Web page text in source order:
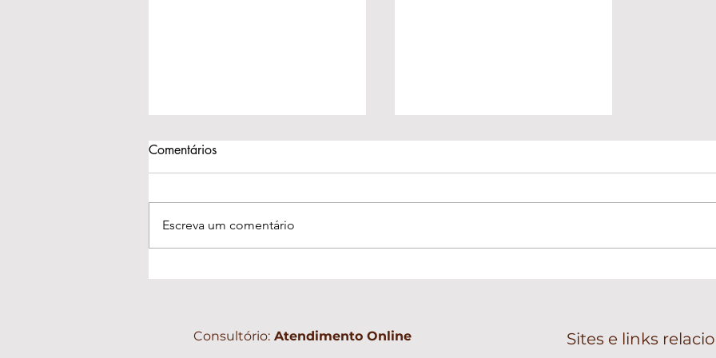
permitido vir
Um Ano de Cuidado,
Comentários
Escreva um comentário
Consultório: Atendimento Online Sites e links